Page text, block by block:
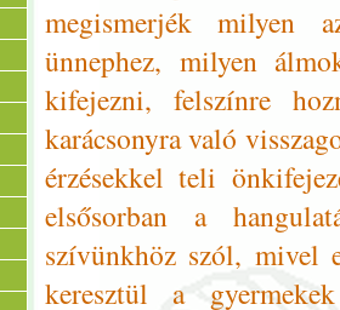
megismerjék milyen
ünnephez, milyen
kifejezni, felszínre
karácsonyra való
érzésekkel teli
elsősorban a
szívünkhöz szól, mivel
keresztül a